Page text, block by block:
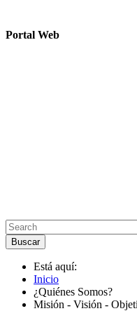
Portal Web
Está aquí:
Inicio
¿Quiénes Somos?
Misión - Visión -